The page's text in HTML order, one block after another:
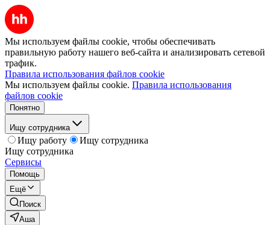
Мы используем файлы cookie, чтобы обеспечивать
правильную работу нашего веб-сайта и анализировать сетевой
трафик.
Правила использования файлов cookie
Мы используем файлы cookie. Правила использования
файлов cookie
Понятно
Ищу сотрудника
Ищу работу
Ищу сотрудника
Ищу сотрудника
Сервисы
Помощь
Ещё
Поиск
Аша